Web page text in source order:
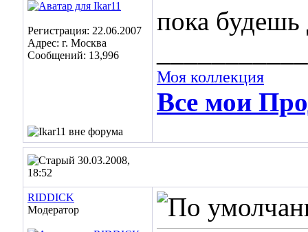
Регистрация: 22.06.2007
Адрес: г. Москва
Сообщений: 13,996
пока будешь
Моя коллекция
Все мои
30.03.2008,
18:52
RIDDICK
Модератор